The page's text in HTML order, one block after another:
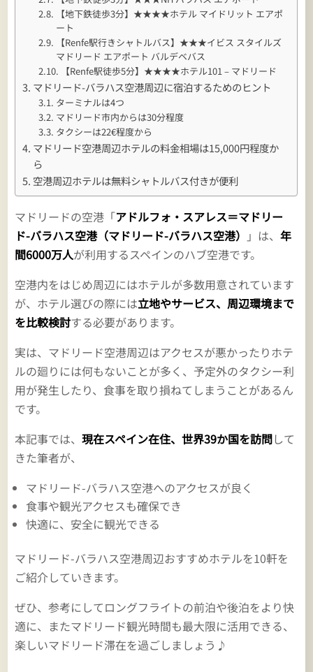
【地下鉄徒歩3分】★★★★ホテル マイドリット エアポ
ート
【Renfe駅行きシャトルバス】★★★イビス スタイルズ
マドリード エアポート バルデベバス
【Renfe駅徒歩5分】★★★★ホテル101 – マドリード
マドリード-バラハス空港周辺に宿泊するためのヒント
ターミナルは4つ
マドリード市内からは30分程度
タクシーは22€程度から
マドリード空港周辺ホテルの料金相場は15,000円程度か
ら
空港周辺ホテルは無料シャトルバス付きが便利
マドリードの空港「アドルフォ・スアレス＝マドリー
ド-バラハス空港（マドリード-バラハス空港） 」は、年
間6000万人が利用するスペインのハブ空港です。
空港内をはじめ周辺にはホテルが多数用意されています
が、ホテル選びの際には立地やサービス、周辺環境まで
を比較検討する必要があります。
実は、マドリード空港周辺はアクセスが悪かったりホテ
ルの廻りには何もないことが多く、予定外のタクシー利
用が発生したり、食事を取り損ねてしまうことがあるん
です。
本記事では、現在スペイン在住、世界39か国を訪問して
きた筆者が、
マドリード-バラハス空港へのアクセスが良く
食事や観光アクセスも確保でき
快適に、安全に観光できる
マドリード-バラハス空港周辺おすすめホテルを10軒を
ご紹介していきます。
ぜひ、参考にしてロングフライトの前泊や後泊をより快
適に、またマドリード観光時間も最大限に活用できる、
楽しいマドリード滞在を過ごしましょう♪